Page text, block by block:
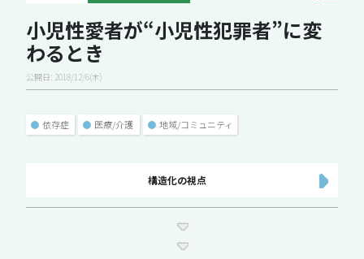
小児性愛者が“小児性犯罪者”に変
わるとき
公開日: 2018/12/6(木)
● 依存症 ● 医療/介護 ● 地域/コミュニティ
構造化の視点